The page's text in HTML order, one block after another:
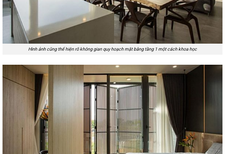
Hình ảnh cũng thể hiện rõ không gian quy hoạch mặt bằng tầng 1 một cách khoa học